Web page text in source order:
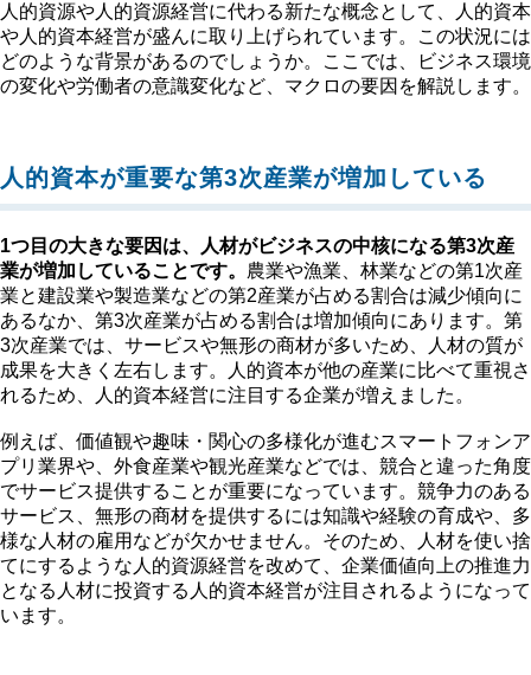
人的資源や人的資源経営に代わる新たな概念として、人的資本
や人的資本経営が盛んに取り上げられています。この状況には
どのような背景があるのでしょうか。ここでは、ビジネス環境
の変化や労働者の意識変化など、マクロの要因を解説します。
人的資本が重要な第3次産業が増加している
1つ目の大きな要因は、人材がビジネスの中核になる第3次産
業が増加していることです。 農業や漁業、林業などの第1次産
業と建設業や製造業などの第2産業が占める割合は減少傾向に
あるなか、第3次産業が占める割合は増加傾向にあります。第
3次産業では、サービスや無形の商材が多いため、人材の質が
成果を大きく左右します。人的資本が他の産業に比べて重視さ
れるため、人的資本経営に注目する企業が増えました。
例えば、価値観や趣味・関心の多様化が進むスマートフォンア
プリ業界や、外食産業や観光産業などでは、競合と違った角度
でサービス提供することが重要になっています。競争力のある
サービス、無形の商材を提供するには知識や経験の育成や、多
様な人材の雇用などが欠かせません。そのため、人材を使い捨
てにするような人的資源経営を改めて、企業価値向上の推進力
となる人材に投資する人的資本経営が注目されるようになって
います。